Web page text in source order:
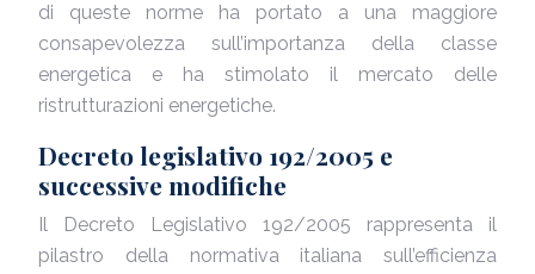
di queste norme ha portato a una maggiore
consapevolezza sull’importanza della classe
energetica e ha stimolato il mercato delle
ristrutturazioni energetiche.
Decreto legislativo 192/2005 e
successive modifiche
Il Decreto Legislativo 192/2005 rappresenta il
pilastro della normativa italiana sull’efficienza